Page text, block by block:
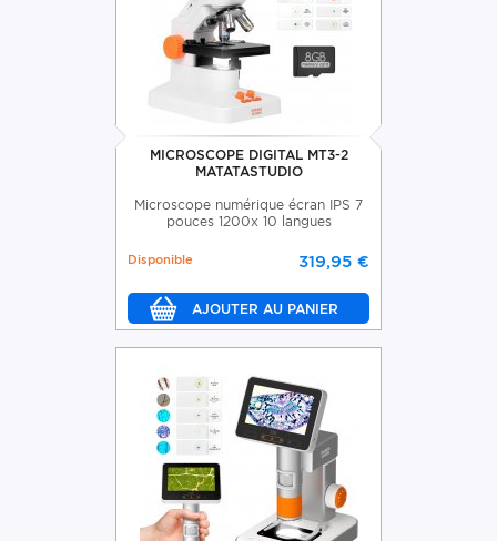
MICROSCOPE DIGITAL MT3-2
MATATASTUDIO
Microscope numérique écran IPS 7
pouces 1200x 10 langues
319,95 €
Disponible